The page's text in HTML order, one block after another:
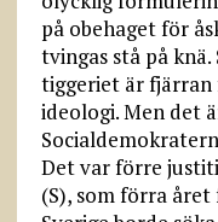
på obehaget för
tvingas stå på
tiggeriet är fjärran
ideologi. Men det
Det var förre
(S), som förra